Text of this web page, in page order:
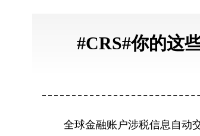
#CRS#你的这
全球金融账户涉税信息自动交